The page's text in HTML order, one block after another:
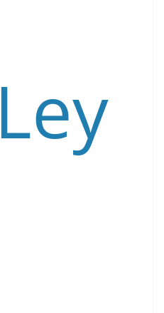
Ley